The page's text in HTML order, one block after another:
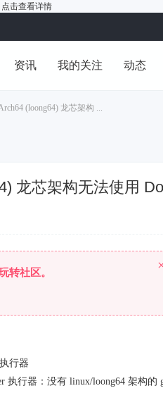
点击查看详情
资讯 我的关注 动态
(loong64) 龙芯架构 ...
龙芯架构无法使用
转社区。
行器
行器：没有 linux/loong64 架构的